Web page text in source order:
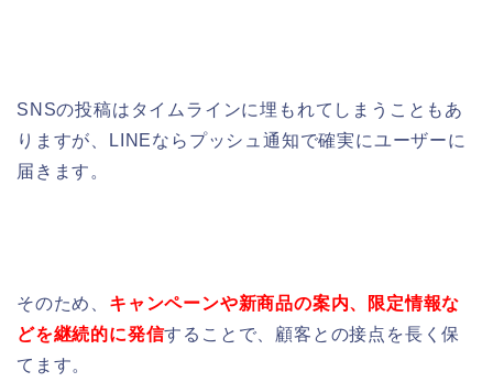
SNSの投稿はタイムラインに埋もれてしまうこともあ
りますが、LINEならプッシュ通知で確実にユーザーに
届きます。
そのため、 キャンペーンや新商品の案内、限定情報な
どを継続的に発信することで、顧客との接点を長く保
てます。